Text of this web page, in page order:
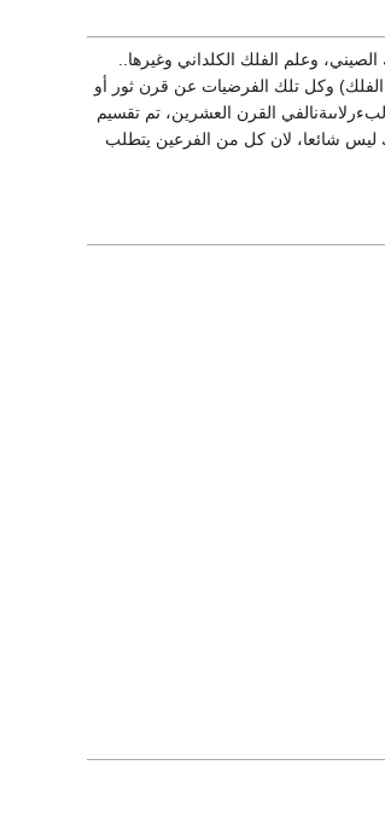
وعلم الفلك الكلداني وغيرها..
الفلك) وكل تلك الفرضيات عن قرن ثور أو
القرن العشرين، تم تقسيم
ليس شائعا، لان كل من الفرعين يتطلب